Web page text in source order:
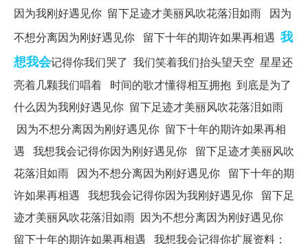
因为我刚好遇见你 留下足迹才美丽风吹花落泪如雨 因为
不想分离因为刚好遇见你 留下十年的期许如果再相遇 我
想我会记得你我们哭了 我们笑着我们抬头望天空 星星还
亮着几颗我们唱着 时间的歌才懂得相互拥抱 到底是为了
什么因为我刚好遇见你 留下足迹才美丽风吹花落泪如雨
因为不想分离因为刚好遇见你 留下十年的期许如果再相
遇 我想我会记得你因为刚好遇见你 留下足迹才美丽风吹
花落泪如雨 因为不想分离因为刚好遇见你 留下十年的期
许如果再相遇 我想我会记得你因为我刚好遇见你 留下足
迹才美丽风吹花落泪如雨 因为不想分离因为刚好遇见你
留下十年的期许如果再相遇 我想我会记得你扩展资料：